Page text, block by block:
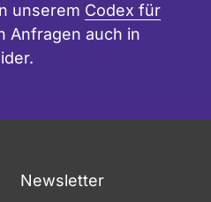
unserem Codex für
Anfragen auch in
Newsletter